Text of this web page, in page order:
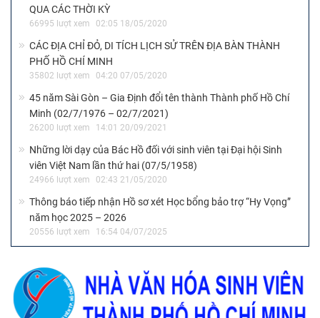
QUA CÁC THỜI KỲ
66995 lượt xem 02:05 18/05/2020
CÁC ĐỊA CHỈ ĐỎ, DI TÍCH LỊCH SỬ TRÊN ĐỊA BÀN THÀNH
PHỐ HỒ CHÍ MINH
35802 lượt xem 04:20 07/05/2020
45 năm Sài Gòn – Gia Định đổi tên thành Thành phố Hồ Chí
Minh (02/7/1976 – 02/7/2021)
26200 lượt xem 14:01 20/09/2021
Những lời dạy của Bác Hồ đối với sinh viên tại Đại hội Sinh
viên Việt Nam lần thứ hai (07/5/1958)
24966 lượt xem 02:43 21/05/2020
Thông báo tiếp nhận Hồ sơ xét Học bổng bảo trợ “Hy Vọng”
năm học 2025 – 2026
20556 lượt xem 16:54 04/07/2025